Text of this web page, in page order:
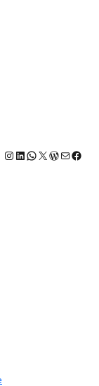
Instagram
LinkedIn
WhatsApp
X E-Mail